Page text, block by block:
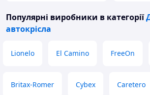
Популярні виробники в категорії
автокрісла
Lionelo El Camino FreeOn
Britax-Romer Cybex Caretero